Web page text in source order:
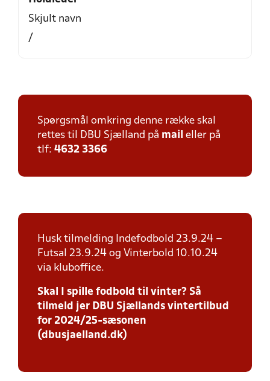
Skjult navn
/
Spørgsmål omkring denne række skal
rettes til DBU Sjælland på mail eller på
tlf: 4632 3366
Husk tilmelding Indefodbold 23.9.24 –
Futsal 23.9.24 og Vinterbold 10.10.24
via kluboffice.
Skal I spille fodbold til vinter? Så
tilmeld jer DBU Sjællands vintertilbud
for 2024/25-sæsonen
(dbusjaelland.dk)